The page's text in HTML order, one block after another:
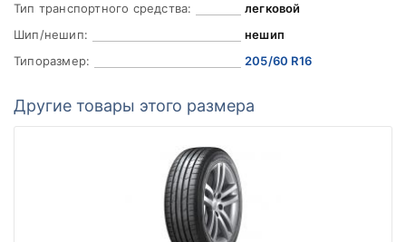
Тип транспортного средства:
легковой
Шип/нешип:
нешип
Типоразмер:
205/60 R16
Другие товары этого размера